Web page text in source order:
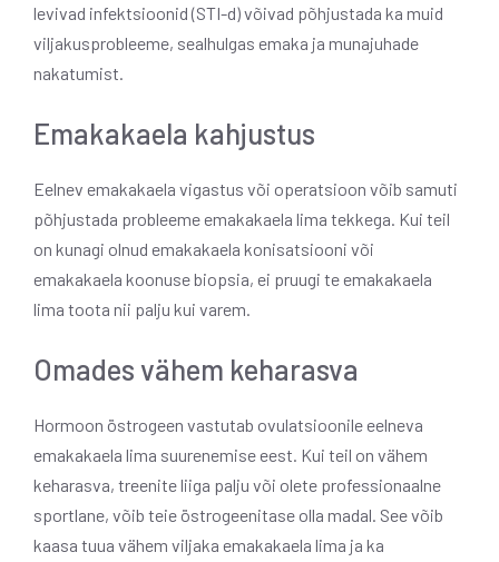
levivad infektsioonid (STI-d) võivad põhjustada ka muid
viljakusprobleeme, sealhulgas emaka ja munajuhade
nakatumist.
Emakakaela kahjustus
Eelnev emakakaela vigastus või operatsioon võib samuti
põhjustada probleeme emakakaela lima tekkega. Kui teil
on kunagi olnud emakakaela konisatsiooni või
emakakaela koonuse biopsia, ei pruugi te emakakaela
lima toota nii palju kui varem.
Omades vähem keharasva
Hormoon östrogeen vastutab ovulatsioonile eelneva
emakakaela lima suurenemise eest. Kui teil on vähem
keharasva, treenite liiga palju või olete professionaalne
sportlane, võib teie östrogeenitase olla madal. See võib
kaasa tuua vähem viljaka emakakaela lima ja ka